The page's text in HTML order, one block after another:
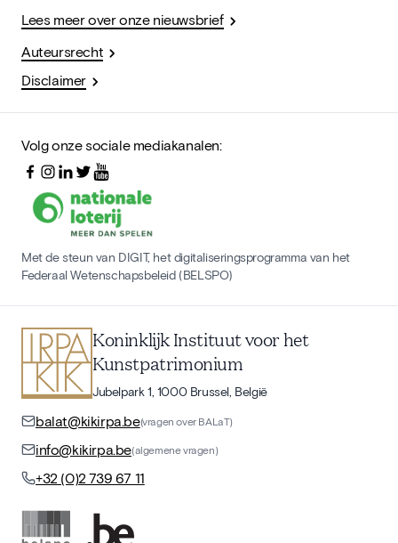
Lees meer over onze nieuwsbrief
Auteursrecht
Disclaimer
Volg onze sociale mediakanalen:
Met de steun van DIGIT, het digitaliseringsprogramma van het
Federaal Wetenschapsbeleid (BELSPO)
Koninklijk Instituut voor het
Kunstpatrimonium
Jubelpark 1, 1000 Brussel, België
balat@kikirpa.be(vragen over BALaT)
info@kikirpa.be(algemene vragen)
+32 (0)2 739 67 11